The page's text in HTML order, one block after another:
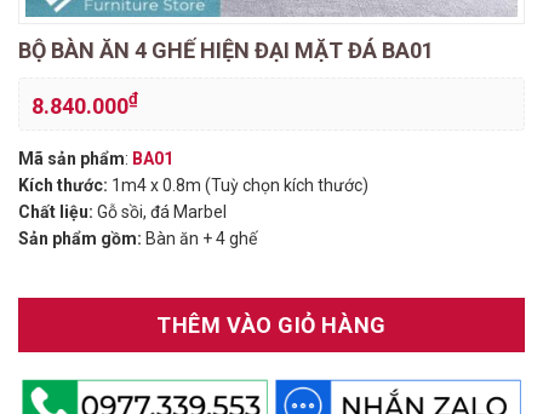
BỘ BÀN ĂN 4 GHẾ HIỆN ĐẠI MẶT ĐÁ BA01
8.840.000₫
Mã sản phẩm: BA01
Kích thước: 1m4 x 0.8m (Tuỳ chọn kích thước)
Chất liệu: Gỗ sồi, đá Marbel
Sản phẩm gồm: Bàn ăn + 4 ghế
THÊM VÀO GIỎ HÀNG